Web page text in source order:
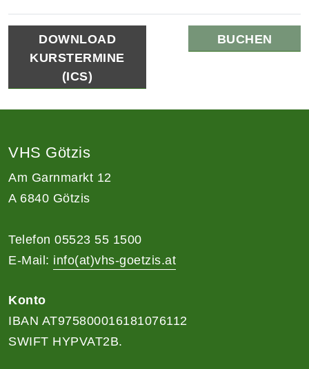
DOWNLOAD
KURSTERMINE
(ICS)
BUCHEN
VHS Götzis
Am Garnmarkt 12
A 6840 Götzis
Telefon 05523 55 1500
E-Mail: info(at)vhs-goetzis.at
Konto
IBAN AT975800016181076112
SWIFT HYPVAT2B.